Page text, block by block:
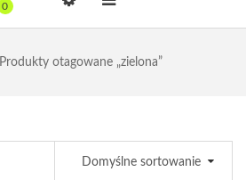
0
Produkty otagowane „zielona”